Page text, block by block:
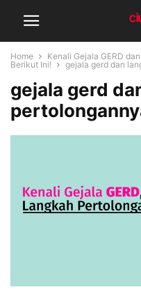
Home
Kenali Gejala GERD
Berikut Ini!
gejala gerd dan
gejala gerd